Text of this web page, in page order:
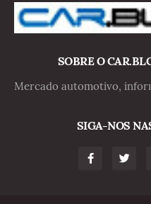
SOBRE O
Mercado automotivo,
SIGA-NOS